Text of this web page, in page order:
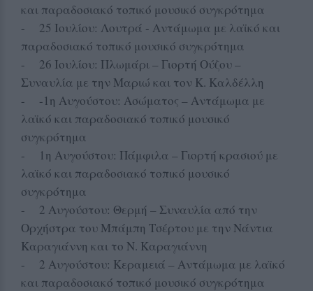
και παραδοσιακό τοπικό μουσικό συγκρότημα
- 25 Ιουλίου: Λουτρά - Αντάμωμα με λαϊκό και
παραδοσιακό τοπικό μουσικό συγκρότημα
- 26 Ιουλίου: Πλωμάρι – Γιορτή Ούζου –
Συναυλία με την Μαριώ και τον Κ. Καλδέλλη
- -1η Αυγούστου: Ασώματος – Αντάμωμα με
λαϊκό και παραδοσιακό τοπικό μουσικό
συγκρότημα
- 1η Αυγούστου: Πάμφιλα – Γιορτή κρασιού με
λαϊκό και παραδοσιακό τοπικό μουσικό
συγκρότημα
- 2 Αυγούστου: Θερμή – Συναυλία από την
Ορχήστρα του Μπάμπη Τσέρτου με την Νάντια
Καραγιάννη και το Ν. Καραγιάννη
- 2 Αυγούστου: Κεραμειά – Αντάμωμα με λαϊκό
και παραδοσιακό τοπικό μουσικό συγκρότημα